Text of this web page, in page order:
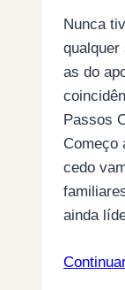
Nunca
qualquer
as do
Passos
Começo
cedo
ainda